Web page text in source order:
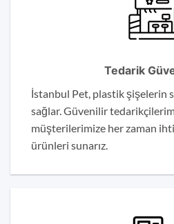
Tedarik
İstanbul Pet, plastik şişelerin
sağlar. Güvenilir
müşterilerimize her zaman
ürünleri sunarız.